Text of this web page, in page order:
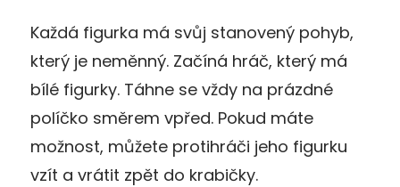
Každá figurka má svůj stanovený pohyb,
který je neměnný. Začíná hráč, který má
bílé figurky. Táhne se vždy na prázdné
políčko směrem vpřed. Pokud máte
možnost, můžete protihráči jeho figurku
vzít a vrátit zpět do krabičky.